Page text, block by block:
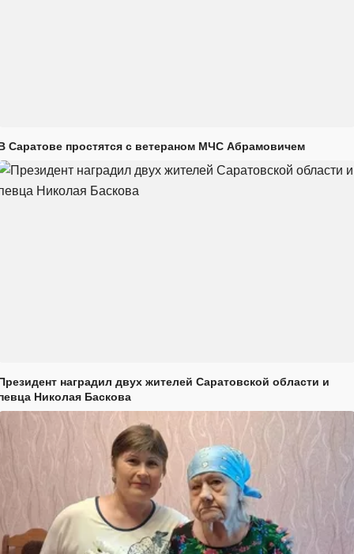
Саратове простятся с ветераном МЧС Абрамовичем
наградил двух жителей Саратовской области и
Николая Баскова